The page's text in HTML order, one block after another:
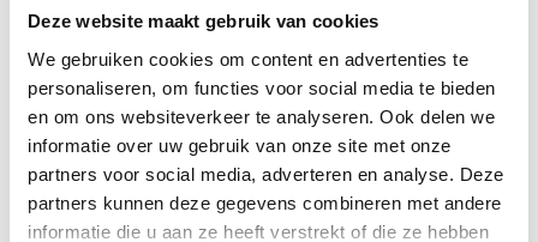
Deze website maakt gebruik van cookies
We gebruiken cookies om content en advertenties te
personaliseren, om functies voor social media te bieden
en om ons websiteverkeer te analyseren. Ook delen we
informatie over uw gebruik van onze site met onze
partners voor social media, adverteren en analyse. Deze
partners kunnen deze gegevens combineren met andere
informatie die u aan ze heeft verstrekt of die ze hebben
KEINE PRODUKTE GEFUNDEN!
WEITER EINKAUFEN